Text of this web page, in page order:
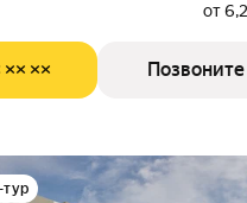
от
×× ××
тур